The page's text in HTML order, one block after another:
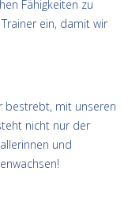
Fähigkeiten zu
ein, damit wir
bestrebt, mit unseren
nicht nur der
und